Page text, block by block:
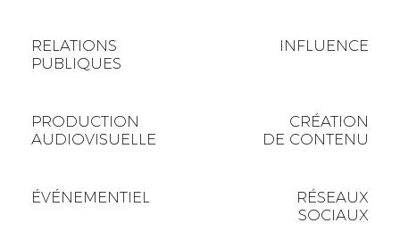
RELATIONS
PUBLIQUES
INFLUENCE
PRODUCTION
AUDIOVISUELLE
CRÉATION
DE CONTENU
ÉVÉNEMENTIEL
RÉSEAUX
SOCIAUX